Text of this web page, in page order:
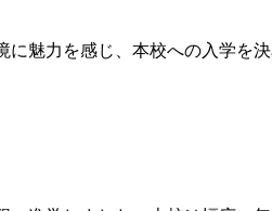
に魅力を感じ、本校への入学を